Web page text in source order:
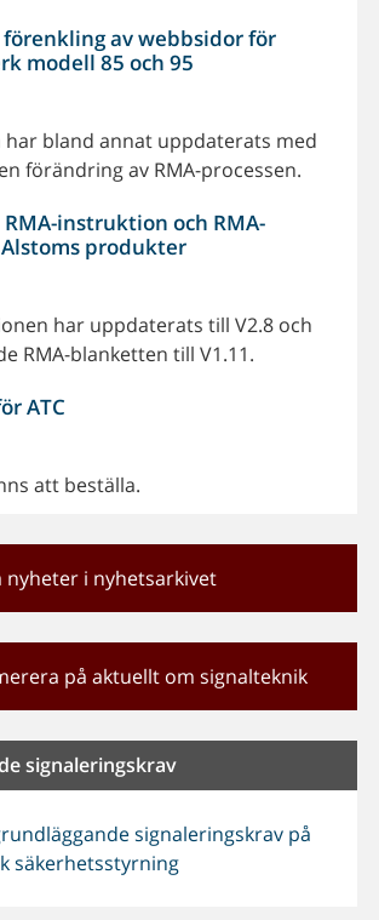
förenkling av webbsidor för
modell 85 och 95
bland annat uppdaterats med
förändring av RMA-processen.
instruktion och RMA-
produkter
har uppdaterats till V2.8 och
RMA-blanketten till V1.11.
ATC
att beställa.
nyheter i nyhetsarkivet
på aktuellt om signalteknik
signaleringskrav
signaleringskrav på
säkerhetsstyrning